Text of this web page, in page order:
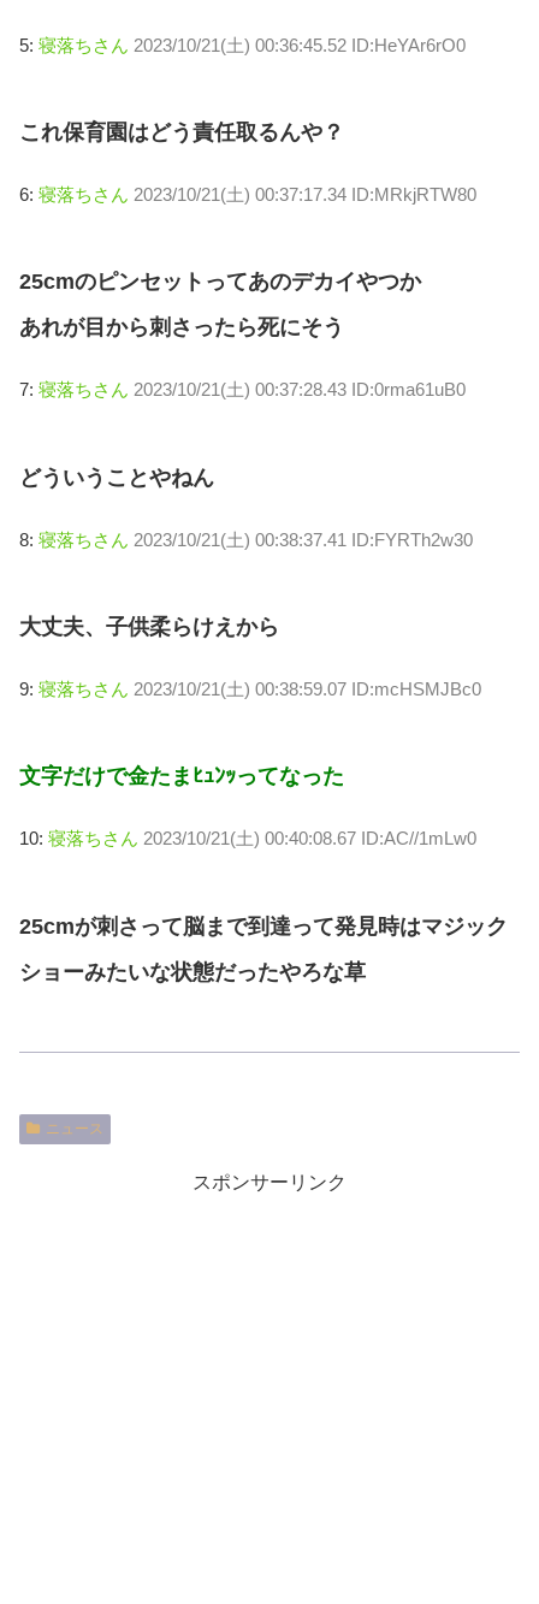
5: 寝落ちさん 2023/10/21(土) 00:36:45.52 ID:HeYAr6rO0
これ保育園はどう責任取るんや？
6: 寝落ちさん 2023/10/21(土) 00:37:17.34 ID:MRkjRTW80
25cmのピンセットってあのデカイやつか
あれが目から刺さったら死にそう
7: 寝落ちさん 2023/10/21(土) 00:37:28.43 ID:0rma61uB0
どういうことやねん
8: 寝落ちさん 2023/10/21(土) 00:38:37.41 ID:FYRTh2w30
大丈夫、子供柔らけえから
9: 寝落ちさん 2023/10/21(土) 00:38:59.07 ID:mcHSMJBc0
文字だけで金たまﾋｭﾝｯってなった
10: 寝落ちさん 2023/10/21(土) 00:40:08.67 ID:AC//1mLw0
25cmが刺さって脳まで到達って発見時はマジック
ショーみたいな状態だったやろな草
ニュース
スポンサーリンク